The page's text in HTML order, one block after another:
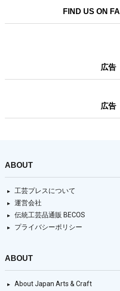
FIND US ON
広告
広告
ABOUT
工芸プレスについて
運営会社
伝統工芸品通販 BECOS
プライバシーポリシー
ABOUT
About Japan Arts & Craft